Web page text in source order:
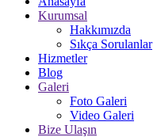
Kurumsal
Hakkımızda
Sıkça Sorulanlar
Hizmetler
Blog
Galeri
Foto Galeri
Video Galeri
Bize Ulaşın